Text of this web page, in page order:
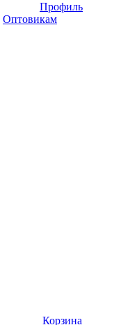
Профиль
Оптовикам
Корзина